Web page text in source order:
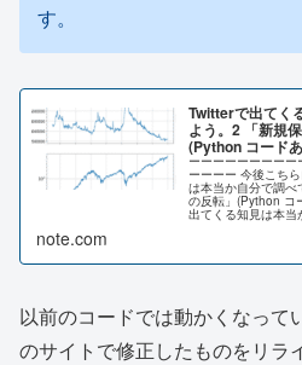
す。
Twitterで出てく
よう。2 「新規
(Python コード
ーーーーーーーー
ーーーー 今後こち
は本当か自分で調
の反転」(Python コ
出てくる知見は本当
note.com
以前のコードでは動かくなって
のサイトで修正したものをリラ